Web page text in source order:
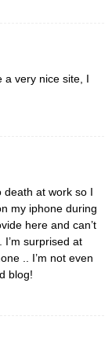
a very nice site, I
death at work so I
my iphone during
here and can’t
surprised at
.. I’m not even
blog!